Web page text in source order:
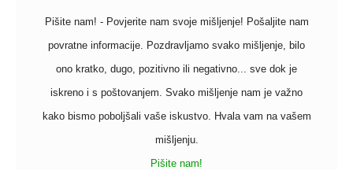
Pišite nam! - Povjerite nam svoje mišljenje! Pošaljite nam
povratne informacije. Pozdravljamo svako mišljenje, bilo
ono kratko, dugo, pozitivno ili negativno... sve dok je
iskreno i s poštovanjem. Svako mišljenje nam je važno
kako bismo poboljšali vaše iskustvo. Hvala vam na vašem
mišljenju.
Pišite nam!